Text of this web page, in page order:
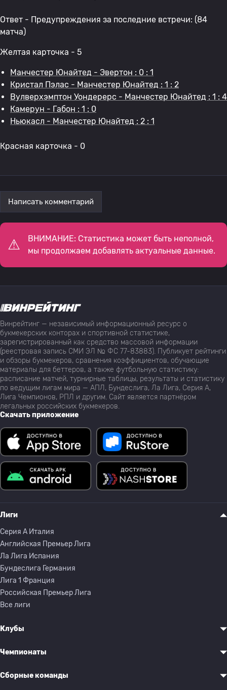
Ответ - Предупреждения за последние встречи: (84
матча)
Желтая карточка - 5
Манчестер Юнайтед - Эвертон : 0 : 1
Кристал Пэлас - Манчестер Юнайтед : 1 : 2
Вулверхэмптон Уондерерс - Манчестер Юнайтед : 1 : 4
Камерун - Габон : 1 : 0
Ньюкасл - Манчестер Юнайтед : 2 : 1
Красная карточка - 0
Написать комментарий
ВНИМАНИЕ: Статистика может быть неполной,
мы продолжаем добавлять актуальные данные.
Винрейтинг — независимый информационный ресурс о
букмекерских конторах и спортивной статистике,
зарегистрированный как средство массовой информации
(реестровая запись СМИ ЭЛ № ФС 77-83883). Публикует рейтинги
и обзоры букмекеров, сравнения коэффициентов, обучающие
материалы для беттеров, а также футбольную статистику:
расписание матчей, турнирные таблицы, результаты и статистику
по ведущим лигам мира — АПЛ, Бундеслига, Ла Лига, Серия А,
Лига Чемпионов, РПЛ и другим. Сайт является партнёром
легальных российских букмекеров.
Скачать приложение
Лиги
Серия A Италия
Английская Премьер Лига
Ла Лига Испания
Бундеслига Германия
Лига 1 Франция
Российская Премьер Лига
Все лиги
Клубы
Чемпионаты
Сборные команды